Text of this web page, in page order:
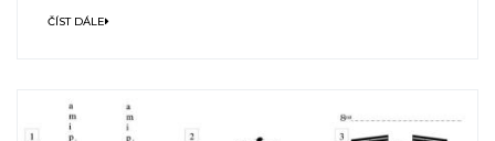
ČÍST DÁLE